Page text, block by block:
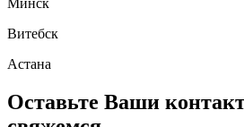
Минск
Витебск
Астана
Оставьте Ваши